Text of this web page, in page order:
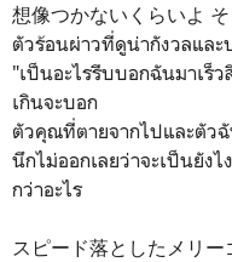
想像つかないくらいよ
ตัวร้อนผ่าวที่ดูน่ากังวลและ
"เป็นอะไรรีบบอกฉันมาเร็
เกินจะบอก
ตัวคุณที่ตายจากไปและตัว
นึกไม่ออกเลยว่าจะเป็นยัง
กว่าอะไร
スピード落としたメリ